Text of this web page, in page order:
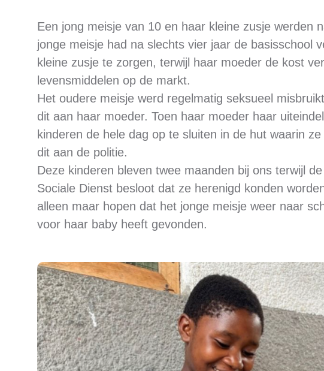
Een jong meisje van 10 en haar kleine zusje werden
jonge meisje had na slechts vier jaar de basisschool
kleine zusje te zorgen, terwijl haar moeder de kost
levensmiddelen op de markt.
Het oudere meisje werd regelmatig seksueel
dit aan haar moeder. Toen haar moeder haar
kinderen de hele dag op te sluiten in de hut waarin
dit aan de politie.
Deze kinderen bleven twee maanden bij ons terwijl
Sociale Dienst besloot dat ze herenigd konden
alleen maar hopen dat het jonge meisje weer naar
voor haar baby heeft gevonden.